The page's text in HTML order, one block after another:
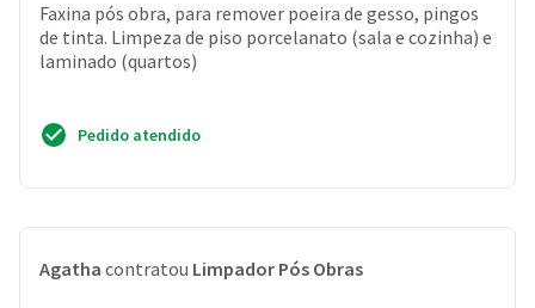
Faxina pós obra, para remover poeira de gesso, pingos
de tinta. Limpeza de piso porcelanato (sala e cozinha) e
laminado (quartos)
Pedido atendido
Agatha contratou Limpador Pós Obras